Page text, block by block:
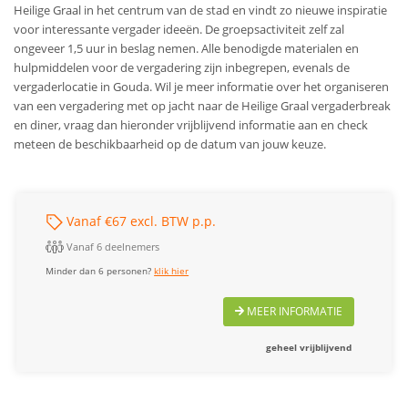
Heilige Graal in het centrum van de stad en vindt zo nieuwe inspiratie
voor interessante vergader ideeën. De groepsactiviteit zelf zal
ongeveer 1,5 uur in beslag nemen. Alle benodigde materialen en
hulpmiddelen voor de vergadering zijn inbegrepen, evenals de
vergaderlocatie in Gouda. Wil je meer informatie over het organiseren
van een vergadering met op jacht naar de Heilige Graal vergaderbreak
en diner, vraag dan hieronder vrijblijvend informatie aan en check
meteen de beschikbaarheid op de datum van jouw keuze.
Vanaf €67 excl. BTW p.p.
Vanaf 6 deelnemers
Minder dan 6 personen?klik hier
MEER INFORMATIE
geheel vrijblijvend